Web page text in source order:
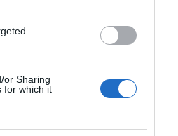
or Sharing
for which it
nevarnost
stanje na